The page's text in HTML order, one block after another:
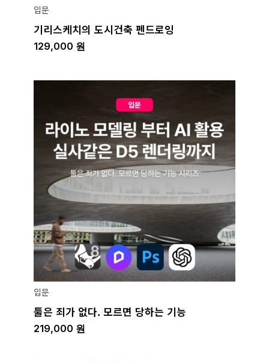
입문
기리스케치의 도시건축 펜드로잉
129,000 원
입문
툴은 죄가 없다. 모르면 당하는 기능
219,000 원